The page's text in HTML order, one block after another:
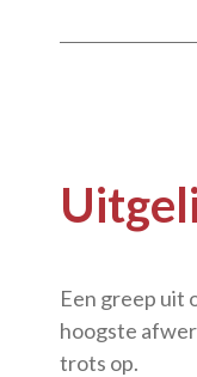
Een greep uit
hoogste
trots op.